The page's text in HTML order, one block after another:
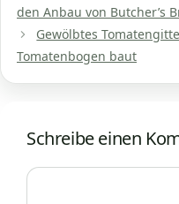
den Anbau von Butcher’s
Gewölbtes
Tomatenbogen baut
Schreibe einen
Kommentar